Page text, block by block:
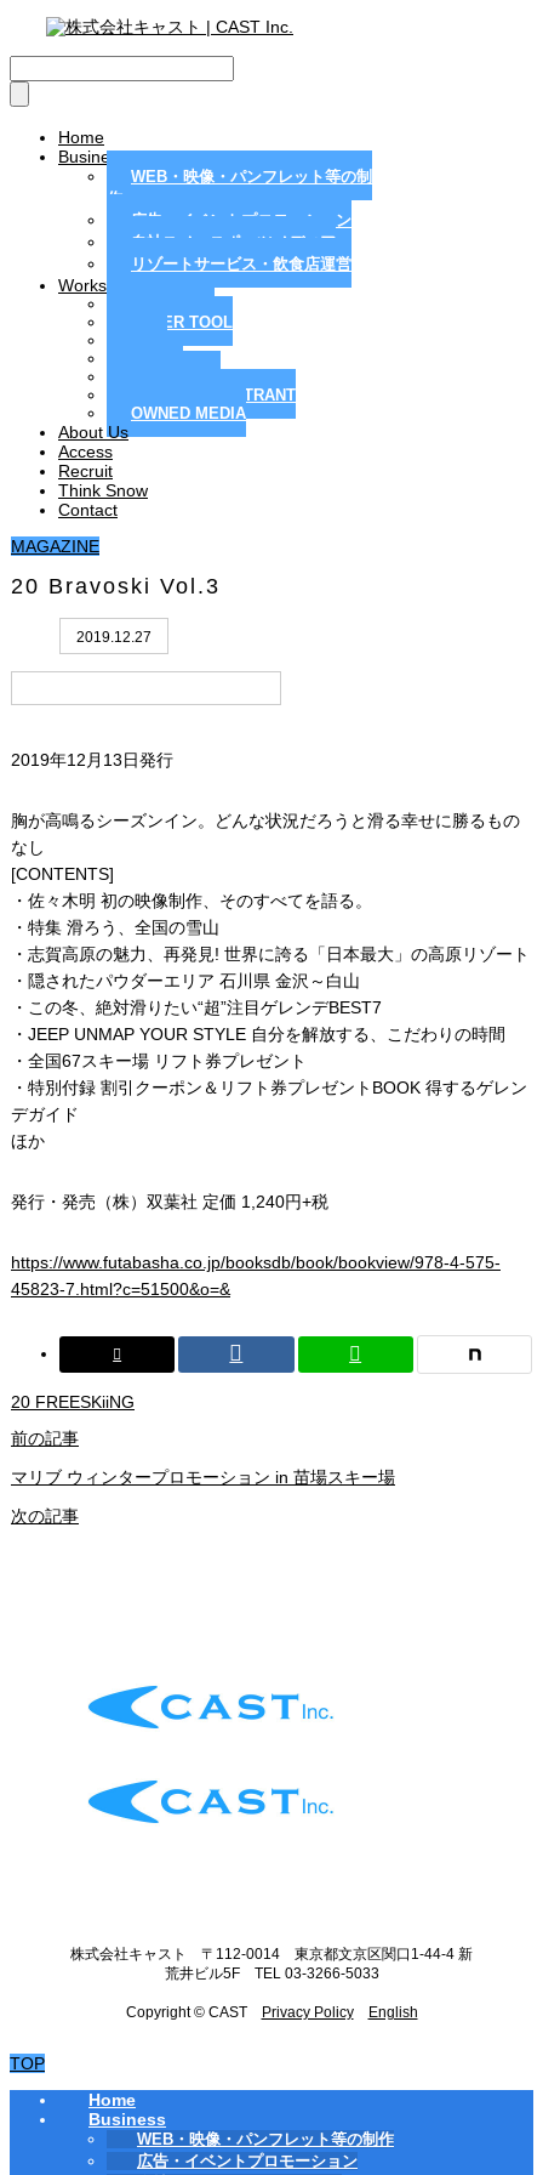
Home
Business
WEB・映像・パンフレット等の制
作
広告・イベントプロモーション
自社スノースポーツメディア
リゾートサービス・飲食店運営
Works
PAPER TOOL
RESORT / RESTRANT
OWNED MEDIA
About Us
Access
Recruit
Think Snow
Contact
MAGAZINE
20 Bravoski Vol.3
2019.12.27
2019年12月13日発行
胸が高鳴るシーズンイン。どんな状況だろうと滑る幸せに勝るもの
なし
[CONTENTS]
・佐々木明 初の映像制作、そのすべてを語る。
・特集 滑ろう、全国の雪山
・志賀高原の魅力、再発見! 世界に誇る「日本最大」の高原リゾート
・隠されたパウダーエリア 石川県 金沢～白山
・この冬、絶対滑りたい“超”注目ゲレンデBEST7
・JEEP UNMAP YOUR STYLE 自分を解放する、こだわりの時間
・全国67スキー場 リフト券プレゼント
・特別付録 割引クーポン＆リフト券プレゼントBOOK 得するゲレン
デガイド
ほか
発行・発売（株）双葉社 定価 1,240円+税
https://www.futabasha.co.jp/booksdb/book/bookview/978-4-575-
45823-7.html?c=51500&o=&
20 FREESKiiNG
前の記事
マリブ ウィンタープロモーション in 苗場スキー場
次の記事
株式会社キャスト 〒112-0014 東京都文京区関口1-44-4 新
荒井ビル5F TEL 03-3266-5033
Copyright © CAST Privacy Policy English
TOP
Home
Business
WEB・映像・パンフレット等の制作
広告・イベントプロモーション